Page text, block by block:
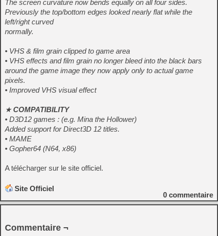
The screen curvature now bends equally on all four sides.
Previously the top/bottom edges looked nearly flat while the
left/right curved
normally.
• VHS & film grain clipped to game area
• VHS effects and film grain no longer bleed into the black bars
around the game image they now apply only to actual game
pixels.
• Improved VHS visual effect
★COMPATIBILITY
• D3D12 games : (e.g. Mina the Hollower)
Added support for Direct3D 12 titles.
• MAME
• Gopher64 (N64, x86)
A télécharger sur le site officiel.
Site Officiel
0 commentaire
Commentaire ¬